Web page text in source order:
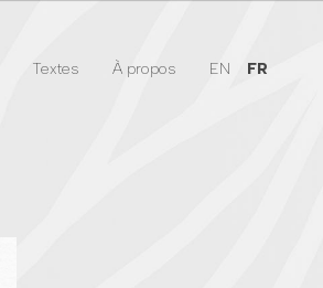
Textes À propos EN FR